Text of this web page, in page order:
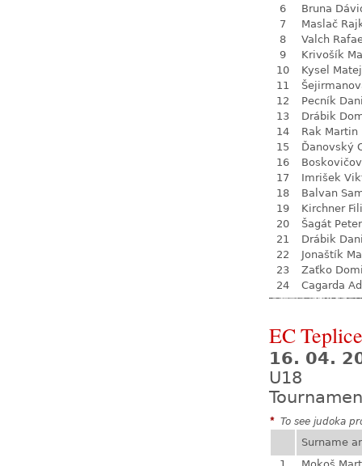
6
Bruna
7
Maslač
8
Valch
9
Krivošík
10
Kysel Matej
11
12
Pecník
13
Drábik
14
Rak Martin
15
Ďanovský
16
17
Imrišek
18
Balvan
19
Kirchner
20
Šagát Peter
21
Drábik
22
Jonaštík
23
Zaťko
24
Cagarda
EC Teplice
16. 04.
U18
* To see judoka
Surname